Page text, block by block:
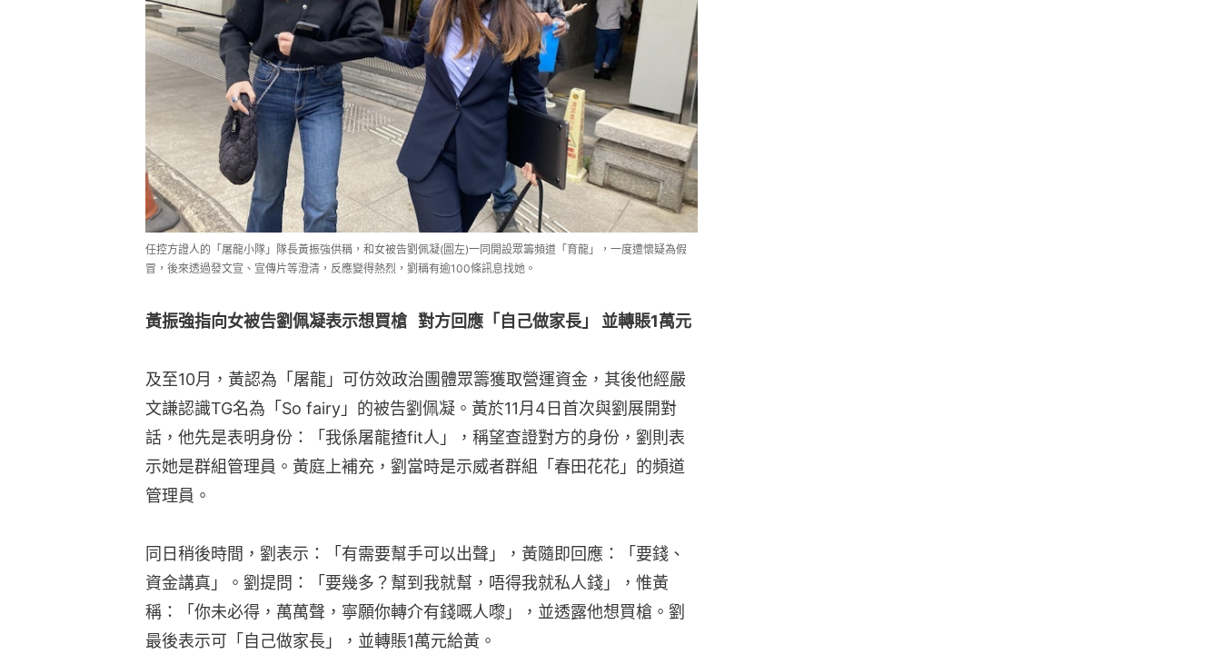
任控方證人的「屠龍小隊」隊長黃振強供稱，和女被告劉佩凝(圖左)一同開設眾籌頻道「育龍」，一度遭懷疑為假
冒，後來透過發文宣、宣傳片等澄清，反應變得熱烈，劉稱有逾100條訊息找她。
黃振強指向女被告劉佩凝表示想買槍   對方回應「自己做家長」 並轉賬1萬元
及至10月，黃認為「屠龍」可仿效政治團體眾籌獲取營運資金，其後他經嚴
文謙認識TG名為「So fairy」的被告劉佩凝。黃於11月4日首次與劉展開對
話，他先是表明身份：「我係屠龍揸fit人」，稱望查證對方的身份，劉則表
示她是群組管理員。黃庭上補充，劉當時是示威者群組「春田花花」的頻道
管理員。
同日稍後時間，劉表示：「有需要幫手可以出聲」，黃隨即回應：「要錢、
資金講真」。劉提問：「要幾多？幫到我就幫，唔得我就私人錢」，惟黃
稱：「你未必得，萬萬聲，寧願你轉介有錢嘅人嚟」，並透露他想買槍。劉
最後表示可「自己做家長」，並轉賬1萬元給黃。